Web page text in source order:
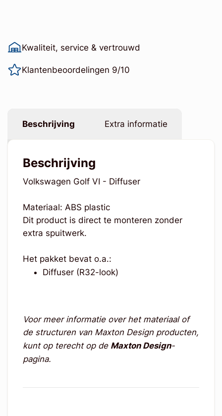
Kwaliteit, service & vertrouwd
Klantenbeoordelingen 9/10
Beschrijving Extra informatie
Beschrijving
Volkswagen Golf VI - Diffuser
Materiaal: ABS plastic
Dit product is direct te monteren zonder
extra spuitwerk.
Het pakket bevat o.a.:
Diffuser (R32-look)
Voor meer informatie over het materiaal of
de structuren van Maxton Design producten,
kunt op terecht op de Maxton Design-
pagina.